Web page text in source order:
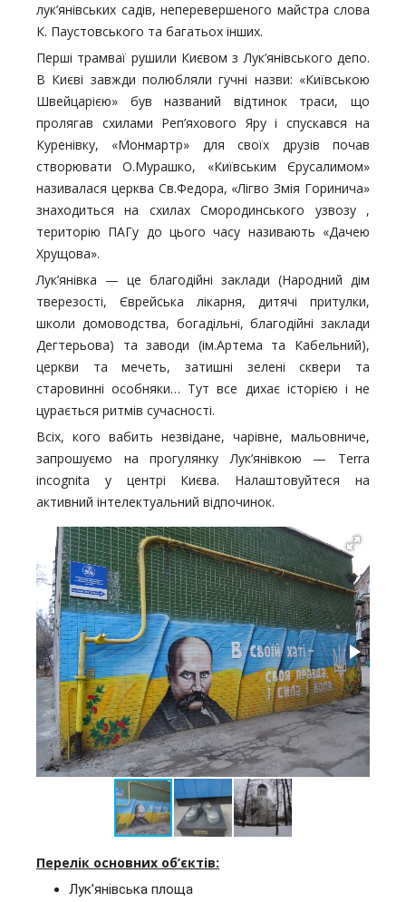
лук’янівських садів, неперевершеного майстра слова
К. Паустовського та багатьох інших.
Перші трамваї рушили Києвом з Лук’янівського депо.
В Києві завжди полюбляли гучні назви: «Київською
Швейцарією» був названий відтинок траси, що
пролягав схилами Реп’яхового Яру і спускався на
Куренівку, «Монмартр» для своїх друзів почав
створювати О.Мурашко, «Київським Єрусалимом»
називалася церква Cв.Федора, «Лігво Змія Горинича»
знаходиться на схилах Смородинського узвозу ,
територію ПАГу до цього часу називають «Дачею
Хрущова».
Лук’янівка — це благодійні заклади (Народний дім
тверезості, Єврейська лікарня, дитячі притулки,
школи домоводства, богадільні, благодійні заклади
Дегтерьова) та заводи (ім.Артема та Кабельний),
церкви та мечеть, затишні зелені сквери та
старовинні особняки… Тут все дихає історією і не
цурається ритмів сучасності.
Всіх, кого вабить незвідане, чарівне, мальовниче,
запрошуємо на прогулянку Лук’янівкою — Terra
incognita у центрі Києва. Налаштовуйтеся на
активний інтелектуальний відпочинок.
Перелік основних об’єктів:
Лук’янівська площа